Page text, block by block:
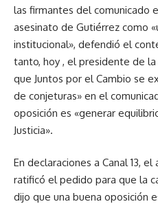
las firmantes del comunicado
asesinato de Gutiérrez como
institucional», defendió el
tanto, hoy , el presidente de la
que Juntos por el Cambio se
de conjeturas» en el
oposición es «generar
Justicia».
En declaraciones a Canal 13,
ratificó el pedido para que la
dijo que una buena oposición